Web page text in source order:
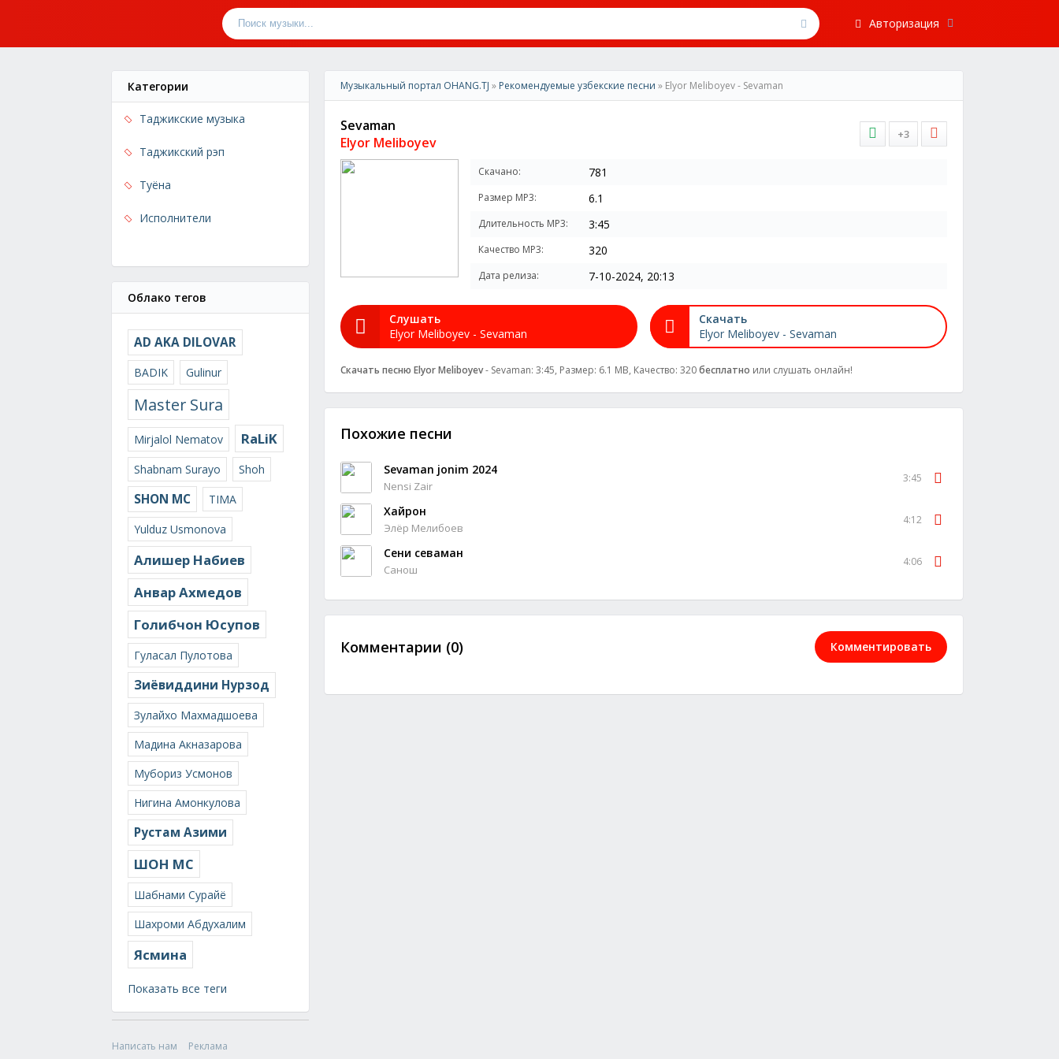
Авторизация
Категории
Таджикские музыка
Таджикский рэп
Туёна
Исполнители
Облако тегов
AD AKA DILOVAR
BADIK Gulinur
Master Sura
Mirjalol Nematov RaLiK
Shabnam Surayo Shoh
SHON MC
TIMA
Yulduz Usmonova
Алишер Набиев
Анвар Ахмедов
Голибчон Юсупов
Гуласал Пулотова
Зиёвиддини Нурзод
Зулайхо Махмадшоева
Мадина Акназарова
Мубориз Усмонов
Нигина Амонкулова
Рустам Азими
ШОН МС
Шабнами Сурайё
Шахроми Абдухалим
Ясмина
Показать все теги
Написать нам
Реклама
Музыкальный портал OHANG.TJ » Рекомендуемые узбекские песни » Elyor Meliboyev - Sevaman
Sevaman
Elyor Meliboyev
+3
Скачано: 781
Размер MP3: 6.1
Длительность MP3: 3:45
Качество MP3: 320
Дата релиза: 7-10-2024, 20:13
Слушать
Elyor Meliboyev - Sevaman
Скачать
Elyor Meliboyev - Sevaman
Скачать песню Elyor Meliboyev- Sevaman: 3:45, Размер: 6.1 MB, Качество: 320бесплатно или слушать онлайн!
Похожие песни
Sevaman jonim 2024
Nensi Zair
3:45
Хайрон
Элёр Мелибоев
4:12
Сени севаман
Санош
4:06
Комментарии (0) Комментировать